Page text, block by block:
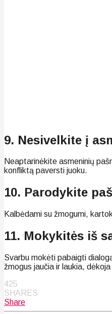
9. Nesivelkite į
Neaptarinėkite asmeninių
konfliktą paversti juoku.
10. Parodykite
Kalbėdami su žmogumi,
11. Mokykitės iš
Svarbu mokėti pabaigti
žmogus jaučia ir laukia,
425
SHARES
Share